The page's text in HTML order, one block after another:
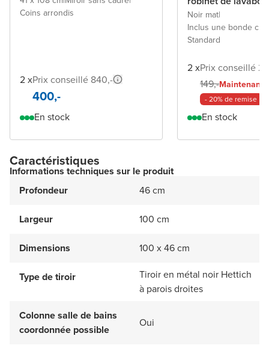
Coins arrondis
2 xPrix conseillé 840,-
400,-
En stock
Noir mat|
Inclus une bonde
Standard
2 xPrix conseillé
149,-Maintenant
- 20% de remise
En stock
Caractéristiques
Informations techniques sur le produit
Profondeur
46 cm
Largeur 100 cm
Dimensions 100 x 46 cm
Type de tiroir
Tiroir en métal noir Hettich
à parois droites
Colonne salle de bains
coordonnée possible
Oui